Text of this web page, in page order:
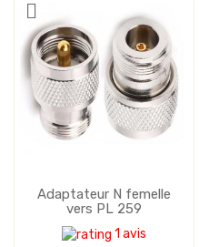
Adaptateur N femelle
vers PL 259
1 avis